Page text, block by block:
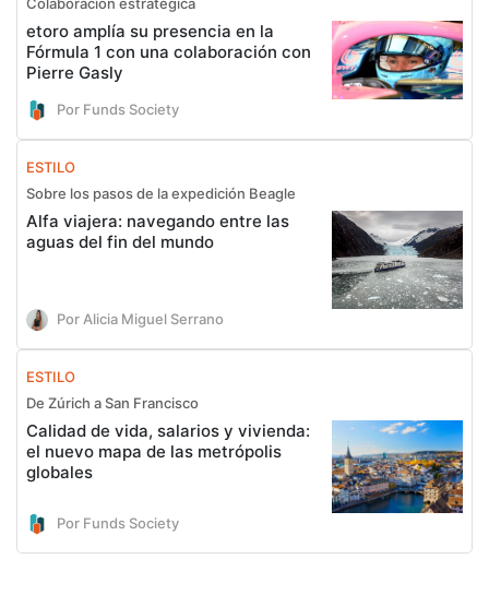
Colaboración estratégica
etoro amplía su presencia en la
Fórmula 1 con una colaboración con
Pierre Gasly
Por Funds Society
ESTILO
Sobre los pasos de la expedición Beagle
Alfa viajera: navegando entre las
aguas del fin del mundo
Por Alicia Miguel Serrano
ESTILO
De Zúrich a San Francisco
Calidad de vida, salarios y vivienda:
el nuevo mapa de las metrópolis
globales
Por Funds Society